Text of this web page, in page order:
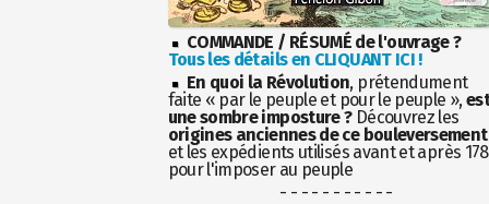
COMMANDE / RÉSUMÉ de l'ouvrage ?
Tous les détails en CLIQUANT ICI !
En quoi la Révolution, prétendument
faite « par le peuple et pour le peuple »,
une sombre imposture ?Découvrez les
origines anciennes de ce bouleversement
et les expédients utilisés avant et après
pour l'imposer au peuple
- - - - - - - - - - -